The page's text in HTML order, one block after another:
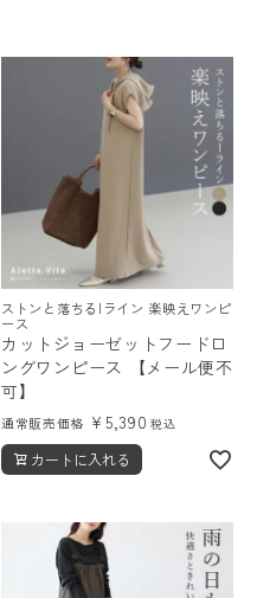
ストンと落ちるIライン 楽映えワンピ
ース
カットジョーゼットフードロ
ングワンピース 【メール便不
可】
通常販売価格 ¥ 5,390 税込
カートに入れる